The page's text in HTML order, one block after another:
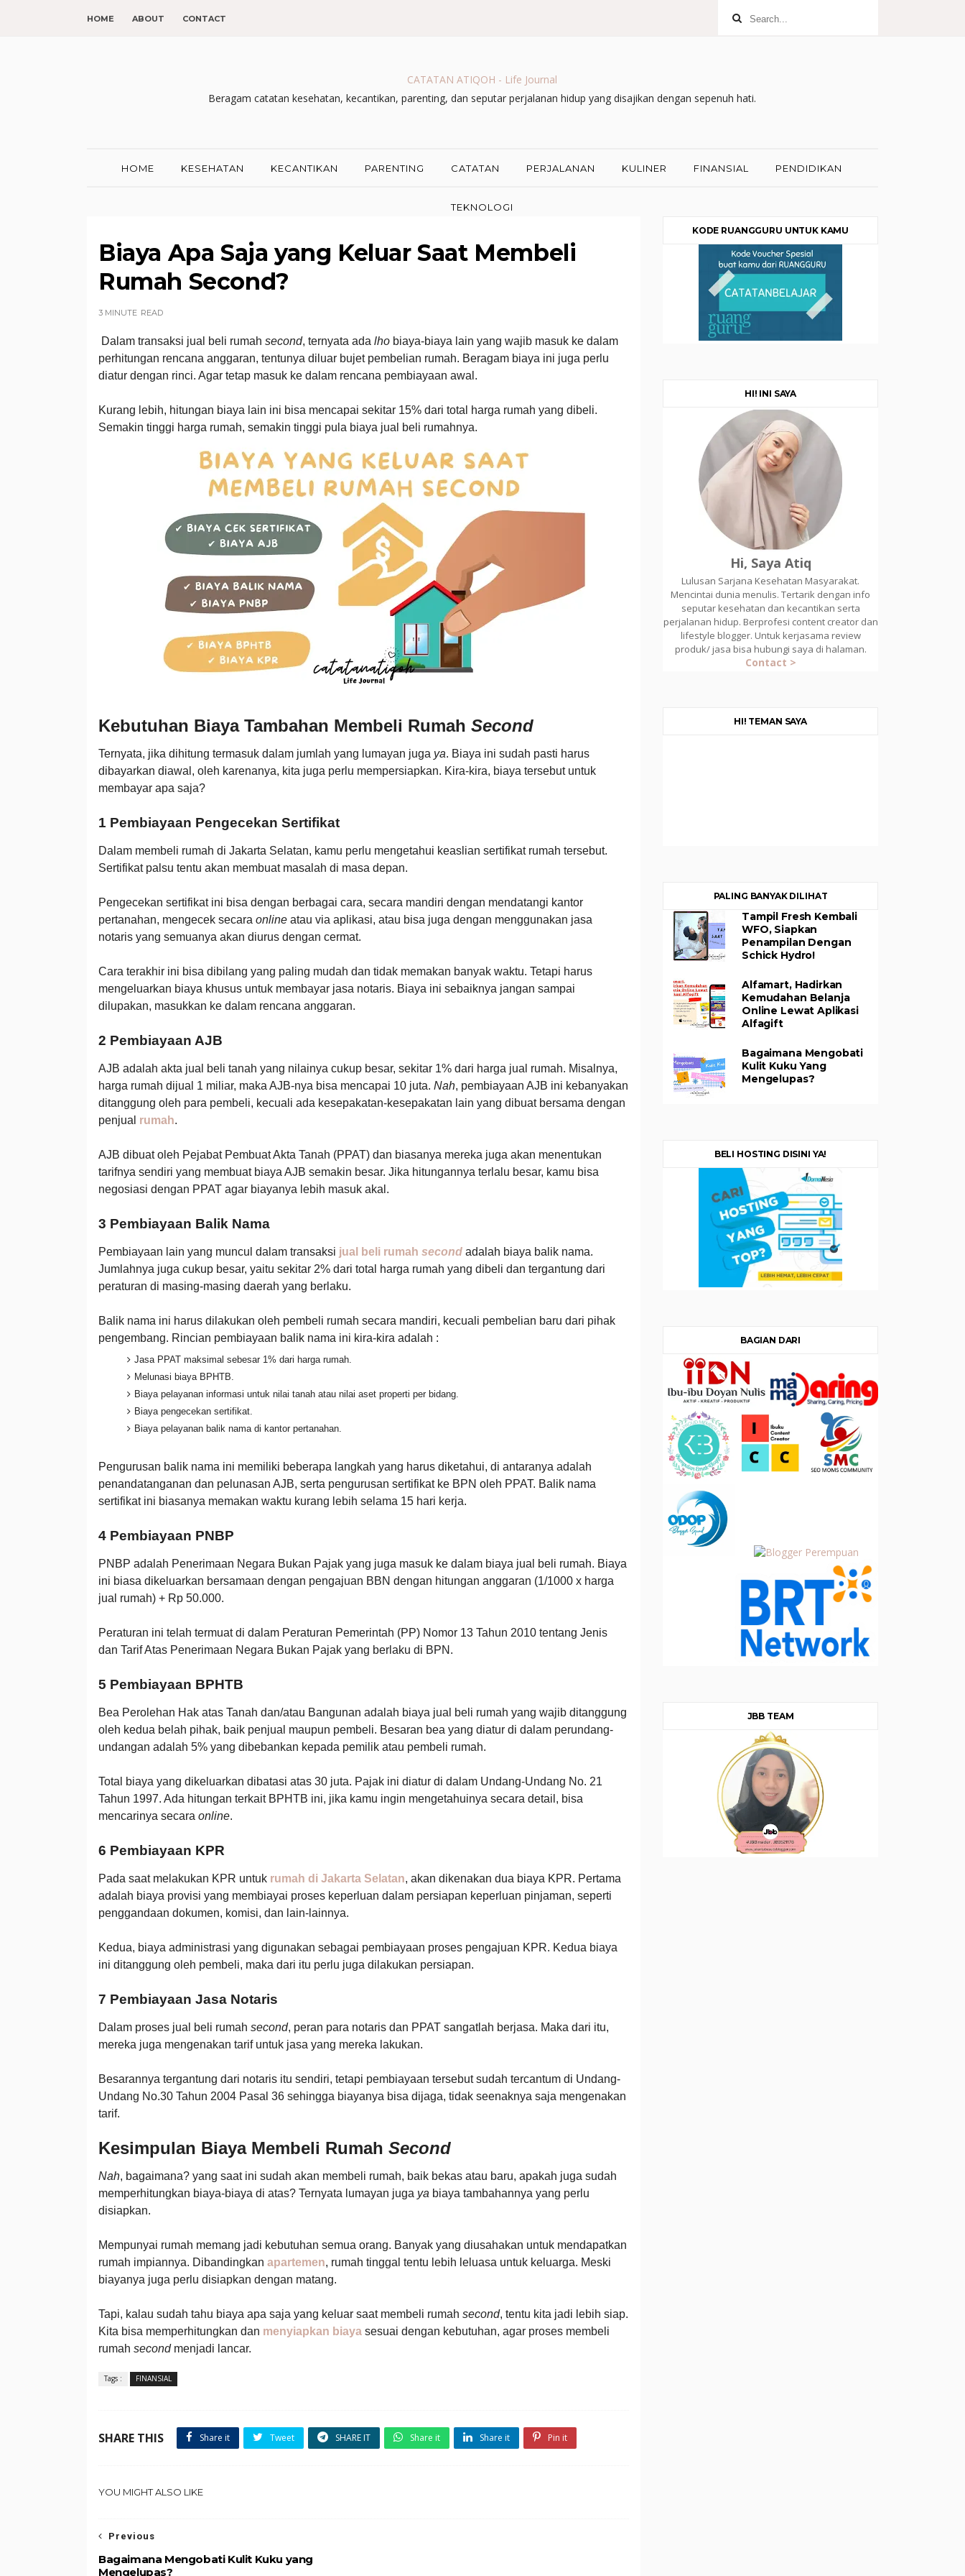
HOME ABOUT CONTACT
CATATAN ATIQOH - Life Journal
Beragam catatan kesehatan, kecantikan, parenting, dan seputar perjalanan hidup yang disajikan dengan sepenuh hati.
HOME KESEHATAN KECANTIKAN PARENTING CATATAN PERJALANAN KULINER FINANSIAL PENDIDIKAN
TEKNOLOGI
Biaya Apa Saja yang Keluar Saat Membeli
Rumah Second?
3 MINUTE READ
Dalam transaksi jual beli rumah second, ternyata ada lhobiaya-biaya lain yang wajib masuk ke dalam
perhitungan rencana anggaran, tentunya diluar bujet pembelian rumah. Beragam biaya ini juga perlu
diatur dengan rinci. Agar tetap masuk ke dalam rencana pembiayaan awal.
Kurang lebih, hitungan biaya lain ini bisa mencapai sekitar 15% dari total harga rumah yang dibeli.
Semakin tinggi harga rumah, semakin tinggi pula biaya jual beli rumahnya.
Kebutuhan Biaya Tambahan Membeli Rumah Second
Ternyata, jika dihitung termasuk dalam jumlah yang lumayan juga ya. Biaya ini sudah pasti harus
dibayarkan diawal, oleh karenanya, kita juga perlu mempersiapkan. Kira-kira, biaya tersebut untuk
membayar apa saja?
1 Pembiayaan Pengecekan Sertifikat
Dalam membeli rumah di Jakarta Selatan, kamu perlu mengetahui keaslian sertifikat rumah tersebut.
Sertifikat palsu tentu akan membuat masalah di masa depan.
Pengecekan sertifikat ini bisa dengan berbagai cara, secara mandiri dengan mendatangi kantor
pertanahan, mengecek secara onlineatau via aplikasi, atau bisa juga dengan menggunakan jasa
notaris yang semuanya akan diurus dengan cermat.
Cara terakhir ini bisa dibilang yang paling mudah dan tidak memakan banyak waktu. Tetapi harus
mengeluarkan biaya khusus untuk membayar jasa notaris. Biaya ini sebaiknya jangan sampai
dilupakan, masukkan ke dalam rencana anggaran.
2 Pembiayaan AJB
AJB adalah akta jual beli tanah yang nilainya cukup besar, sekitar 1% dari harga jual rumah. Misalnya,
harga rumah dijual 1 miliar, maka AJB-nya bisa mencapai 10 juta. Nah, pembiayaan AJB ini kebanyakan
ditanggung oleh para pembeli, kecuali ada kesepakatan-kesepakatan lain yang dibuat bersama dengan
penjual rumah.
AJB dibuat oleh Pejabat Pembuat Akta Tanah (PPAT) dan biasanya mereka juga akan menentukan
tarifnya sendiri yang membuat biaya AJB semakin besar. Jika hitungannya terlalu besar, kamu bisa
negosiasi dengan PPAT agar biayanya lebih masuk akal.
3 Pembiayaan Balik Nama
Pembiayaan lain yang muncul dalam transaksi jual beli rumah secondadalah biaya balik nama.
Jumlahnya juga cukup besar, yaitu sekitar 2% dari total harga rumah yang dibeli dan tergantung dari
peraturan di masing-masing daerah yang berlaku.
Balik nama ini harus dilakukan oleh pembeli rumah secara mandiri, kecuali pembelian baru dari pihak
pengembang. Rincian pembiayaan balik nama ini kira-kira adalah :
Jasa PPAT maksimal sebesar 1% dari harga rumah.
Melunasi biaya BPHTB.
Biaya pelayanan informasi untuk nilai tanah atau nilai aset properti per bidang.
Biaya pengecekan sertifikat.
Biaya pelayanan balik nama di kantor pertanahan.
Pengurusan balik nama ini memiliki beberapa langkah yang harus diketahui, di antaranya adalah
penandatanganan dan pelunasan AJB, serta pengurusan sertifikat ke BPN oleh PPAT. Balik nama
sertifikat ini biasanya memakan waktu kurang lebih selama 15 hari kerja.
4 Pembiayaan PNBP
PNBP adalah Penerimaan Negara Bukan Pajak yang juga masuk ke dalam biaya jual beli rumah. Biaya
ini biasa dikeluarkan bersamaan dengan pengajuan BBN dengan hitungan anggaran (1/1000 x harga
jual rumah) + Rp 50.000.
Peraturan ini telah termuat di dalam Peraturan Pemerintah (PP) Nomor 13 Tahun 2010 tentang Jenis
dan Tarif Atas Penerimaan Negara Bukan Pajak yang berlaku di BPN.
5 Pembiayaan BPHTB
Bea Perolehan Hak atas Tanah dan/atau Bangunan adalah biaya jual beli rumah yang wajib ditanggung
oleh kedua belah pihak, baik penjual maupun pembeli. Besaran bea yang diatur di dalam perundang-
undangan adalah 5% yang dibebankan kepada pemilik atau pembeli rumah.
Total biaya yang dikeluarkan dibatasi atas 30 juta. Pajak ini diatur di dalam Undang-Undang No. 21
Tahun 1997. Ada hitungan terkait BPHTB ini, jika kamu ingin mengetahuinya secara detail, bisa
mencarinya secara online.
6 Pembiayaan KPR
Pada saat melakukan KPR untuk rumah di Jakarta Selatan, akan dikenakan dua biaya KPR. Pertama
adalah biaya provisi yang membiayai proses keperluan dalam persiapan keperluan pinjaman, seperti
penggandaan dokumen, komisi, dan lain-lainnya.
Kedua, biaya administrasi yang digunakan sebagai pembiayaan proses pengajuan KPR. Kedua biaya
ini ditanggung oleh pembeli, maka dari itu perlu juga dilakukan persiapan.
7 Pembiayaan Jasa Notaris
Dalam proses jual beli rumah second, peran para notaris dan PPAT sangatlah berjasa. Maka dari itu,
mereka juga mengenakan tarif untuk jasa yang mereka lakukan.
Besarannya tergantung dari notaris itu sendiri, tetapi pembiayaan tersebut sudah tercantum di Undang-
Undang No.30 Tahun 2004 Pasal 36 sehingga biayanya bisa dijaga, tidak seenaknya saja mengenakan
tarif.
Kesimpulan Biaya Membeli Rumah Second
Nah, bagaimana? yang saat ini sudah akan membeli rumah, baik bekas atau baru, apakah juga sudah
memperhitungkan biaya-biaya di atas? Ternyata lumayan juga ya biaya tambahannya yang perlu
disiapkan.
Mempunyai rumah memang jadi kebutuhan semua orang. Banyak yang diusahakan untuk mendapatkan
rumah impiannya. Dibandingkan apartemen, rumah tinggal tentu lebih leluasa untuk keluarga. Meski
biayanya juga perlu disiapkan dengan matang.
Tapi, kalau sudah tahu biaya apa saja yang keluar saat membeli rumah second, tentu kita jadi lebih siap.
Kita bisa memperhitungkan dan menyiapkan biayasesuai dengan kebutuhan, agar proses membeli
rumah secondmenjadi lancar.
Tags : FINANSIAL
SHARE THIS Share it Tweet SHARE IT Share it Share it Pin it
YOU MIGHT ALSO LIKE
Previous
Bagaimana Mengobati Kulit Kuku yang
Mengelupas?
KODE RUANGGURU UNTUK KAMU
HI! INI SAYA
Hi, Saya Atiq
Lulusan Sarjana Kesehatan Masyarakat.
Mencintai dunia menulis. Tertarik dengan info
seputar kesehatan dan kecantikan serta
perjalanan hidup. Berprofesi content creator dan
lifestyle blogger. Untuk kerjasama review
produk/ jasa bisa hubungi saya di halaman.
Contact >
HI! TEMAN SAYA
PALING BANYAK DILIHAT
Tampil Fresh Kembali
WFO, Siapkan
Penampilan Dengan
Schick Hydro!
Alfamart, Hadirkan
Kemudahan Belanja
Online Lewat Aplikasi
Alfagift
Bagaimana Mengobati
Kulit Kuku Yang
Mengelupas?
BELI HOSTING DISINI YA!
BAGIAN DARI
JBB TEAM